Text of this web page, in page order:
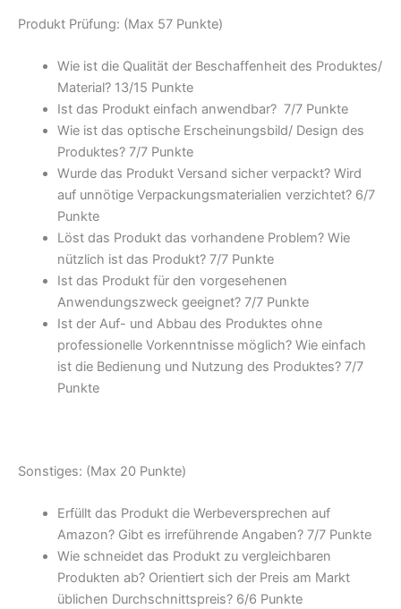
Produkt Prüfung: (Max 57 Punkte)
Wie ist die Qualität der Beschaffenheit des Produktes/
Material? 13/15 Punkte
Ist das Produkt einfach anwendbar? 7/7 Punkte
Wie ist das optische Erscheinungsbild/ Design des
Produktes? 7/7 Punkte
Wurde das Produkt Versand sicher verpackt? Wird
auf unnötige Verpackungsmaterialien verzichtet? 6/7
Punkte
Löst das Produkt das vorhandene Problem? Wie
nützlich ist das Produkt? 7/7 Punkte
Ist das Produkt für den vorgesehenen
Anwendungszweck geeignet? 7/7 Punkte
Ist der Auf- und Abbau des Produktes ohne
professionelle Vorkenntnisse möglich? Wie einfach
ist die Bedienung und Nutzung des Produktes? 7/7
Punkte
Sonstiges: (Max 20 Punkte)
Erfüllt das Produkt die Werbeversprechen auf
Amazon? Gibt es irreführende Angaben? 7/7 Punkte
Wie schneidet das Produkt zu vergleichbaren
Produkten ab? Orientiert sich der Preis am Markt
üblichen Durchschnittspreis? 6/6 Punkte